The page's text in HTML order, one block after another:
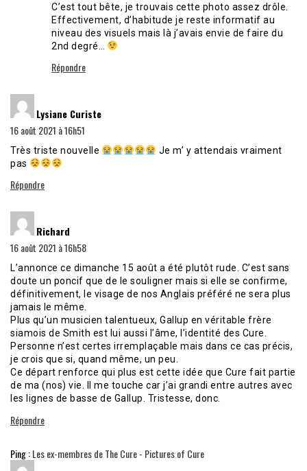
C’est tout bête, je trouvais cette photo assez drôle.
Effectivement, d’habitude je reste informatif au
niveau des visuels mais là j’avais envie de faire du
2nd degré…
Répondre
Lysiane Curiste
16 août 2021 à 16h51
Très triste nouvelle
Je m’ y attendais vraiment
pas
Répondre
Richard
16 août 2021 à 16h58
L’annonce ce dimanche 15 août a été plutôt rude. C’est sans
doute un poncif que de le souligner mais si elle se confirme,
définitivement, le visage de nos Anglais préféré ne sera plus
jamais le même.
Plus qu’un musicien talentueux, Gallup en véritable frère
siamois de Smith est lui aussi l’âme, l’identité des Cure.
Personne n’est certes irremplaçable mais dans ce cas précis,
je crois que si, quand même, un peu.
Ce départ renforce qui plus est cette idée que Cure fait partie
de ma (nos) vie. Il me touche car j’ai grandi entre autres avec
les lignes de basse de Gallup. Tristesse, donc.
Répondre
Ping :Les ex-membres de The Cure - Pictures of Cure